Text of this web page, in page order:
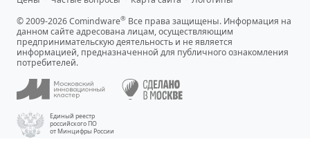
© 2009-2026 Comindware® Все права защищены. Информация на
данном сайте адресована лицам, осуществляющим
предпринимательскую деятельность и не является
информацией, предназначенной для публичного ознакомления
потребителей.
Единый реестр
российского ПО
от Минцифры России